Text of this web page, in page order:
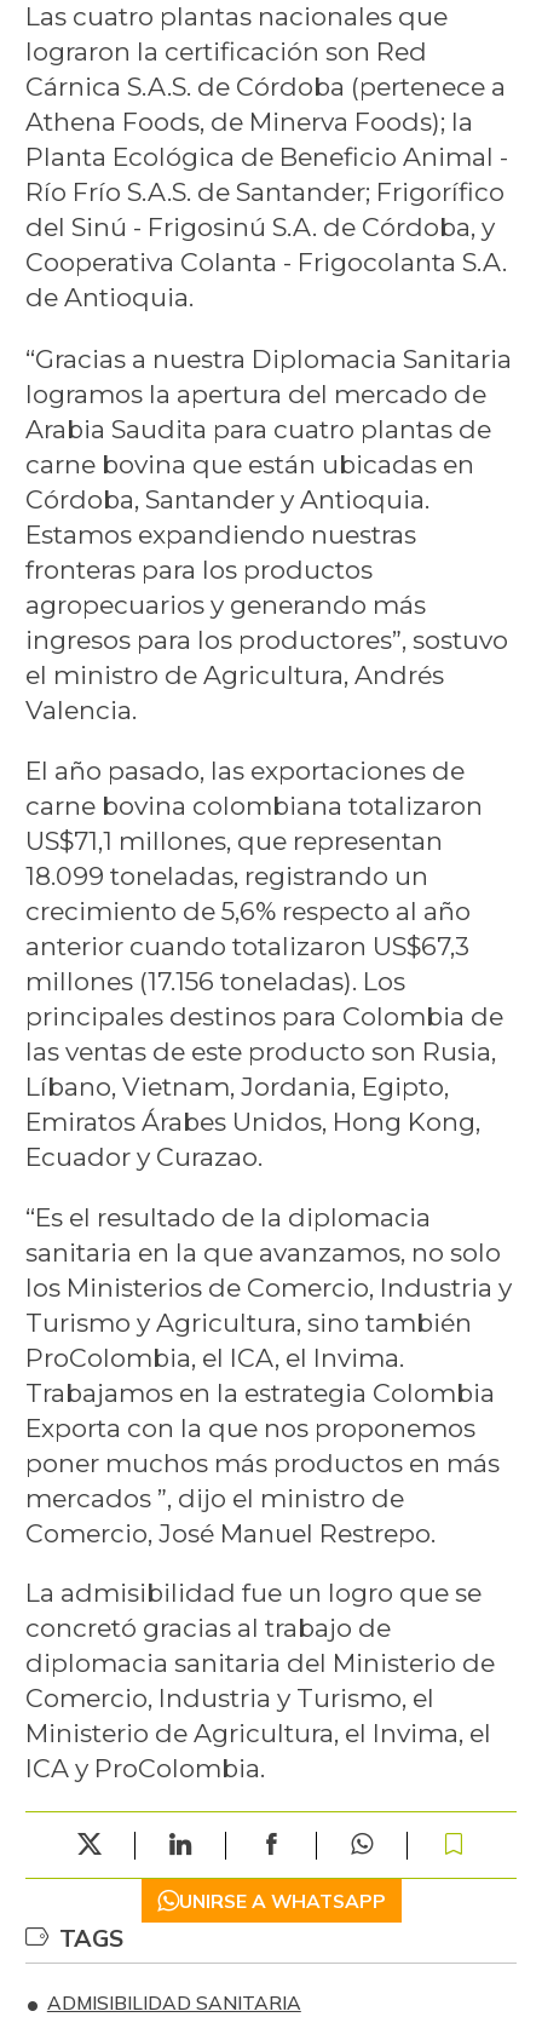
Las cuatro plantas nacionales que
lograron la certificación son Red
Cárnica S.A.S. de Córdoba (pertenece a
Athena Foods, de Minerva Foods); la
Planta Ecológica de Beneficio Animal -
Río Frío S.A.S. de Santander; Frigorífico
del Sinú - Frigosinú S.A. de Córdoba, y
Cooperativa Colanta - Frigocolanta S.A.
de Antioquia.
“Gracias a nuestra Diplomacia Sanitaria
logramos la apertura del mercado de
Arabia Saudita para cuatro plantas de
carne bovina que están ubicadas en
Córdoba, Santander y Antioquia.
Estamos expandiendo nuestras
fronteras para los productos
agropecuarios y generando más
ingresos para los productores”, sostuvo
el ministro de Agricultura, Andrés
Valencia.
El año pasado, las exportaciones de
carne bovina colombiana totalizaron
US$71,1 millones, que representan
18.099 toneladas, registrando un
crecimiento de 5,6% respecto al año
anterior cuando totalizaron US$67,3
millones (17.156 toneladas). Los
principales destinos para Colombia de
las ventas de este producto son Rusia,
Líbano, Vietnam, Jordania, Egipto,
Emiratos Árabes Unidos, Hong Kong,
Ecuador y Curazao.
“Es el resultado de la diplomacia
sanitaria en la que avanzamos, no solo
los Ministerios de Comercio, Industria y
Turismo y Agricultura, sino también
ProColombia, el ICA, el Invima.
Trabajamos en la estrategia Colombia
Exporta con la que nos proponemos
poner muchos más productos en más
mercados ”, dijo el ministro de
Comercio, José Manuel Restrepo.
La admisibilidad fue un logro que se
concretó gracias al trabajo de
diplomacia sanitaria del Ministerio de
Comercio, Industria y Turismo, el
Ministerio de Agricultura, el Invima, el
ICA y ProColombia.
UNIRSE A WHATSAPP
TAGS
ADMISIBILIDAD SANITARIA